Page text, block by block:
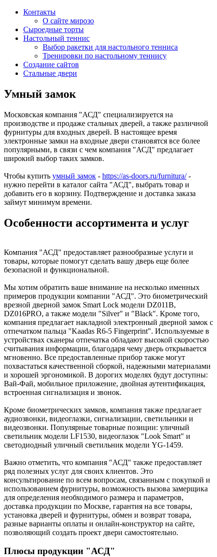
Контакты
О сайте мирозо
Сыроедные торты
Настольный теннис
Выбор ракетки для настольного тенниса
Тренировки по настольному теннису
Создание сайтов
Стальные двери
Умный замок
Московская компания "АСД" специализируется на
производстве и продаже стальных дверей, а также различной
фурнитуры для входных дверей. В настоящее время
электронные замки на входные двери становятся все более
популярными, в связи с чем компания "АСД" предлагает
широкий выбор таких замков.
Чтобы купить умный замок - https://as-doors.ru/furnitura/-
нужно перейти в каталог сайта "АСД", выбрать товар и
добавить его в корзину. Подтверждение и доставка заказа
займут минимум времени.
Особенности ассортимента и услуг
Компания "АСД" предоставляет разнообразные услуги и
товары, которые помогут сделать вашу дверь еще более
безопасной и функциональной.
Мы хотим обратить ваше внимание на несколько именных
примеров продукции компании "АСД". Это биометрический
врезной дверной замок Smart Lock модели DZ011B,
DZ016PRO, а также модели "Silver" и "Black". Кроме того,
компания предлагает накладной электронный дверной замок с
отпечатком пальца "Kaadas R6-5 Fingerprint". Используемые в
устройствах сканеры отпечатка обладают высокой скоростью
считывания информации, благодаря чему дверь открывается
мгновенно. Все предоставленные прибор также могут
похвастаться качественной сборкой, надежными материалами
и хорошей эргономикой. В дорогих моделях будут доступны:
Вай-Фай, мобильное приложение, двойная аутентификация,
встроенная сигнализация и звонок.
Кроме биометрических замков, компания также предлагает
аудиозвонки, видеоглазки, сигнализации, светильники и
видеозвонки. Популярные товарные позиции: уличный
светильник модели LF1530, видеоглазок "Look Smart" и
светодиодный уличный светильник модели YG-1459.
Важно отметить, что компания "АСД" также предоставляет
ряд полезных услуг для своих клиентов. Это
консультирование по всем вопросам, связанным с покупкой и
использованием фурнитуры, возможность вызова замерщика
для определения необходимого размера и параметров,
доставка продукции по Москве, гарантия на все товары,
установка дверей и фурнитуры, обмен и возврат товара,
разные варианты оплаты и онлайн-конструктор на сайте,
позволяющий создать проект двери самостоятельно.
Плюсы продукции "АСД"